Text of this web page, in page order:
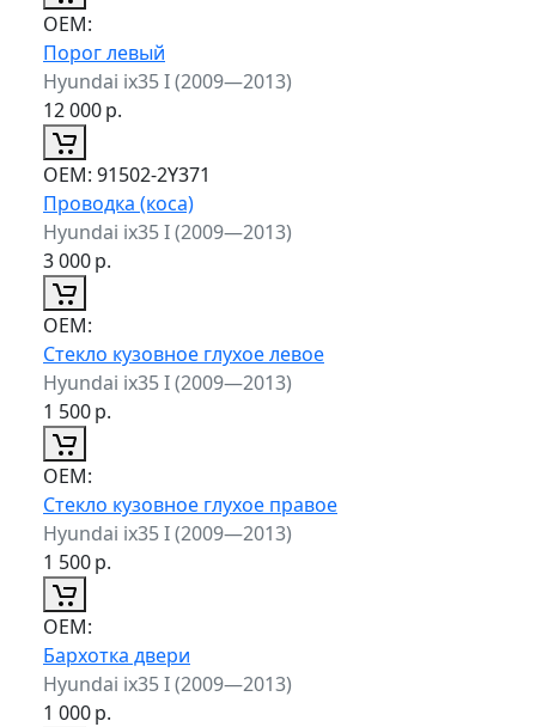
ОЕМ:
Порог левый
Hyundai ix35 I (2009—2013)
12 000р.
ОЕМ: 91502-2Y371
Проводка (коса)
Hyundai ix35 I (2009—2013)
3 000р.
ОЕМ:
Стекло кузовное глухое левое
Hyundai ix35 I (2009—2013)
1 500р.
ОЕМ:
Стекло кузовное глухое правое
Hyundai ix35 I (2009—2013)
1 500р.
ОЕМ:
Бархотка двери
Hyundai ix35 I (2009—2013)
1 000р.